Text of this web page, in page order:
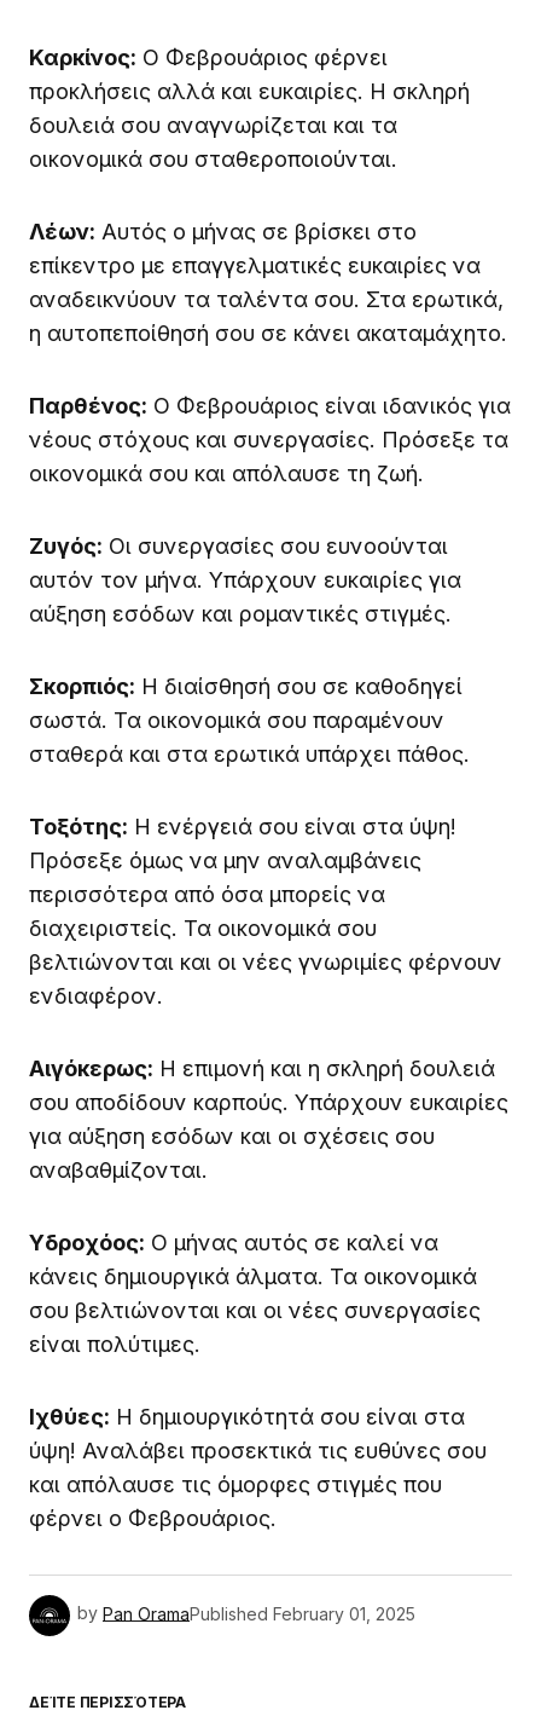
Καρκίνος: Ο Φεβρουάριος φέρνει
προκλήσεις αλλά και ευκαιρίες. Η σκληρή
δουλειά σου αναγνωρίζεται και τα
οικονομικά σου σταθεροποιούνται.
Λέων: Αυτός ο μήνας σε βρίσκει στο
επίκεντρο με επαγγελματικές ευκαιρίες να
αναδεικνύουν τα ταλέντα σου. Στα ερωτικά,
η αυτοπεποίθησή σου σε κάνει ακαταμάχητο.
Παρθένος: Ο Φεβρουάριος είναι ιδανικός για
νέους στόχους και συνεργασίες. Πρόσεξε τα
οικονομικά σου και απόλαυσε τη ζωή.
Ζυγός: Οι συνεργασίες σου ευνοούνται
αυτόν τον μήνα. Υπάρχουν ευκαιρίες για
αύξηση εσόδων και ρομαντικές στιγμές.
Σκορπιός: Η διαίσθησή σου σε καθοδηγεί
σωστά. Τα οικονομικά σου παραμένουν
σταθερά και στα ερωτικά υπάρχει πάθος.
Τοξότης: Η ενέργειά σου είναι στα ύψη!
Πρόσεξε όμως να μην αναλαμβάνεις
περισσότερα από όσα μπορείς να
διαχειριστείς. Τα οικονομικά σου
βελτιώνονται και οι νέες γνωριμίες φέρνουν
ενδιαφέρον.
Αιγόκερως: Η επιμονή και η σκληρή δουλειά
σου αποδίδουν καρπούς. Υπάρχουν ευκαιρίες
για αύξηση εσόδων και οι σχέσεις σου
αναβαθμίζονται.
Υδροχόος: Ο μήνας αυτός σε καλεί να
κάνεις δημιουργικά άλματα. Τα οικονομικά
σου βελτιώνονται και οι νέες συνεργασίες
είναι πολύτιμες.
Ιχθύες: Η δημιουργικότητά σου είναι στα
ύψη! Αναλάβει προσεκτικά τις ευθύνες σου
και απόλαυσε τις όμορφες στιγμές που
φέρνει ο Φεβρουάριος.
by Pan OramaPublished February 01, 2025
ΔΕΊΤΕ ΠΕΡΙΣΣΌΤΕΡΑ